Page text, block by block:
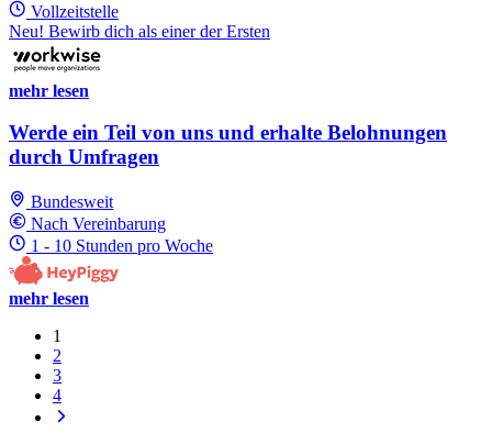
Vollzeitstelle
Neu! Bewirb dich als einer der Ersten
mehr lesen
Werde ein Teil von uns und erhalte Belohnungen
durch Umfragen
Bundesweit
Nach Vereinbarung
1 - 10 Stunden pro Woche
mehr lesen
1
2
3
4